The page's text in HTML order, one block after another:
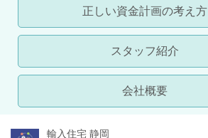
正しい資金計画の考え方
スタッフ紹介
会社概要
輸入住宅 静岡